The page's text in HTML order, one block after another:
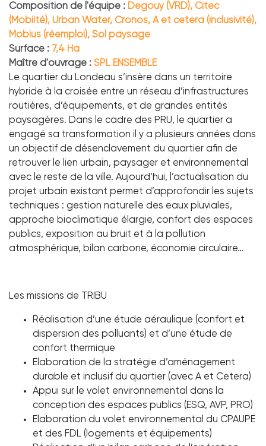
Composition de l'équipe : Degouy (VRD), Citec
(Mobiité), Urban Water, Cronos, A et cetera (inclusivité),
Mobius (réemploi), Sol paysage
Surface : 7,4 Ha
Maître d'ouvrage : SPL ENSEMBLE
Le quartier du Londeau s’insère dans un territoire
hybride à la croisée entre un réseau d’infrastructures
routières, d’équipements, et de grandes entités
paysagères. Dans le cadre des PRU, le quartier a
engagé sa transformation il y a plusieurs années dans
un objectif de désenclavement du quartier afin de
retrouver le lien urbain, paysager et environnemental
avec le reste de la ville. Aujourd’hui, l’actualisation du
projet urbain existant permet d’approfondir les sujets
techniques : gestion naturelle des eaux pluviales,
approche bioclimatique élargie, confort des espaces
publics, exposition au bruit et à la pollution
atmosphérique, bilan carbone, économie circulaire…
Les missions de TRIBU
Réalisation d’une étude aéraulique (confort et
dispersion des polluants) et d’une étude de
confort thermique
Elaboration de la stratégie d’aménagement
durable et inclusif du quartier (avec A et Cetera)
Appui sur le volet environnemental dans la
conception des espaces publics (ESQ, AVP, PRO)
Elaboration du volet environnemental du CPAUPE
et des FDL (logements et équipements)